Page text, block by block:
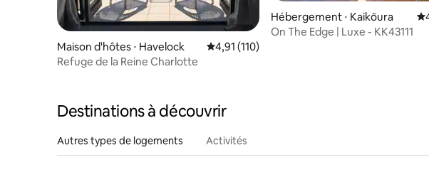
Maison d'hôtes ⋅ Havelock Évaluation moyenne sur la base de 110
4,91 (110)
Refuge de la Reine Charlotte
Hébergement ⋅ Kaikōura
On The Edge | Luxe - KK43111
Destinations à découvrir
Autres types de logements Activités